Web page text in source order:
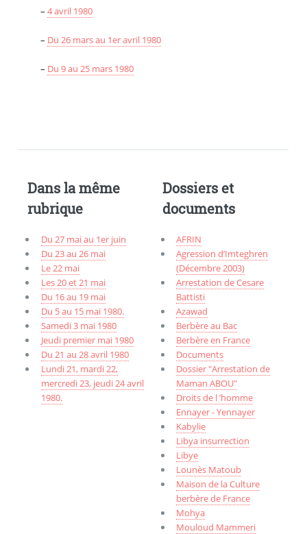
– 4 avril 1980
– Du 26 mars au 1er avril 1980
– Du 9 au 25 mars 1980
Dans la même
rubrique
Du 27 mai au 1er juin
Du 23 au 26 mai
Le 22 mai
Les 20 et 21 mai
Du 16 au 19 mai
Du 5 au 15 mai 1980.
Samedi 3 mai 1980
Jeudi premier mai 1980
Du 21 au 28 avril 1980
Lundi 21, mardi 22,
mercredi 23, jeudi 24 avril
1980.
Dossiers et
documents
AFRIN
Agression d’Imteghren
(Décembre 2003)
Arrestation de Cesare
Battisti
Azawad
Berbère au Bac
Berbère en France
Documents
Dossier "Arrestation de
Maman ABOU"
Droits de l ’homme
Ennayer - Yennayer
Kabylie
Libya insurrection
Libye
Lounès Matoub
Maison de la Culture
berbère de France
Mohya
Mouloud Mammeri